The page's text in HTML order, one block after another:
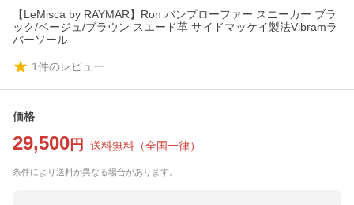
【LeMisca by RAYMAR】Ron バンプローファー スニーカー ブラ
ック/ベージュ/ブラウン スエード革 サイドマッケイ製法Vibramラ
バーソール
1件のレビュー
価格
29,500 円 送料無料 （全国一律）
条件により送料が異なる場合があります。